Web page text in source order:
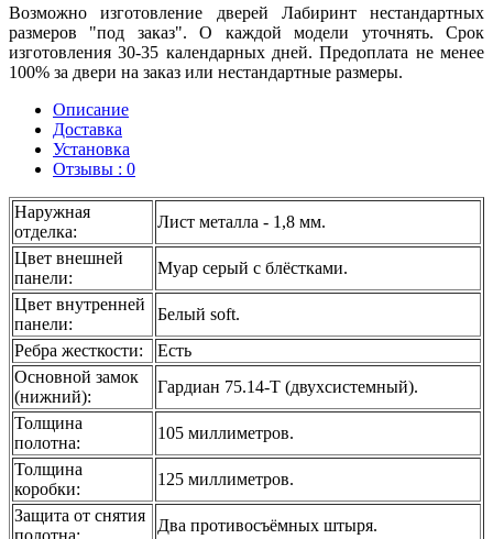
Возможно изготовление дверей Лабиринт нестандартных
размеров "под заказ". О каждой модели уточнять. Срок
изготовления 30-35 календарных дней. Предоплата не менее
100% за двери на заказ или нестандартные размеры.
Описание
Доставка
Установка
Отзывы : 0
Наружная
отделка:
Лист металла - 1,8 мм.
Цвет внешней
панели:
Муар серый с блёстками.
Цвет внутренней
панели:
Белый soft.
Ребра жесткости:
Есть
Основной замок
(нижний):
Гардиан 75.14-Т (двухсистемный).
Толщина
полотна:
105 миллиметров.
Толщина
коробки:
125 миллиметров.
Защита от снятия
полотна:
Два противосъёмных штыря.